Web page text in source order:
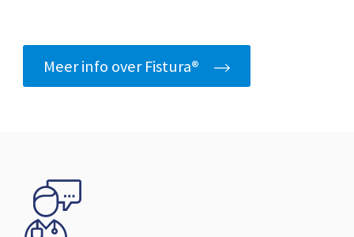
Meer info over Fistura®